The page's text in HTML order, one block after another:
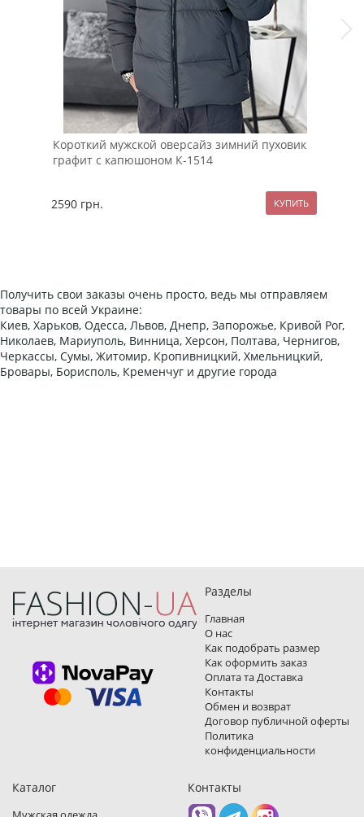
Короткий мужской оверсайз зимний пуховик
графит с капюшоном К-1514
2590 грн.
Получить свои заказы очень просто, ведь мы отправляем
товары по всей Украине:
Киев, Харьков, Одесса, Львов, Днепр, Запорожье, Кривой Рог,
Николаев, Мариуполь, Винница, Херсон, Полтава, Чернигов,
Черкассы, Сумы, Житомир, Кропивницкий, Хмельницкий,
Бровары, Борисполь, Кременчуг и другие города
Разделы
Главная
О нас
Как подобрать размер
Как оформить заказ
Оплата та Доставка
Контакты
Обмен и возврат
Договор публичной оферты
Политика
конфиденциальности
Каталог Контакты